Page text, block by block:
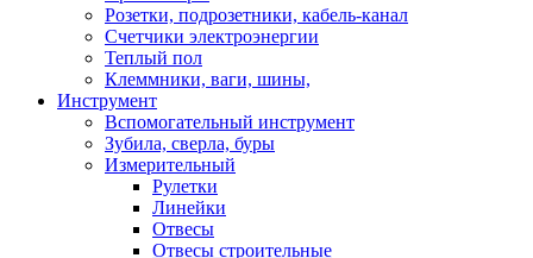
Розетки, подрозетники, кабель-канал
Счетчики электроэнергии
Теплый пол
Клеммники, ваги, шины,
Инструмент
Вспомогательный инструмент
Зубила, сверла, буры
Измерительный
Рулетки
Линейки
Отвесы
Отвесы строительные